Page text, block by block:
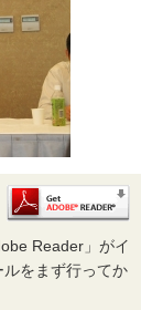
Reader」がイ
をまず行ってか